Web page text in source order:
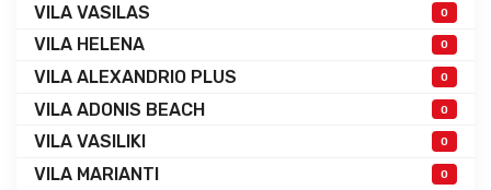
VILA VASILAS 0
VILA HELENA 0
VILA ALEXANDRIO PLUS 0
VILA ADONIS BEACH 0
VILA VASILIKI 0
VILA MARIANTI 0